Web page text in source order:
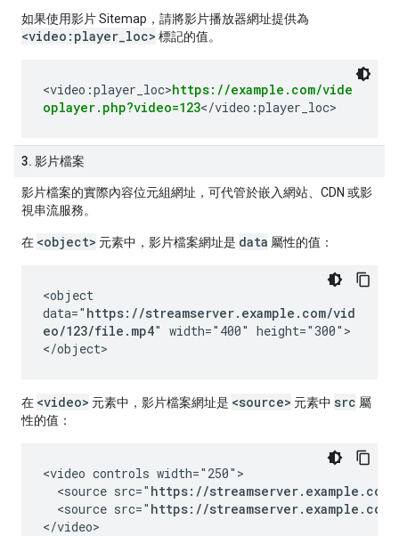
如果使用影片 Sitemap，請將影片播放器網址提供為
<video:player_loc> 標記的值。
<video:player_loc>https://example.com/vide
oplayer.php?video=123</video:player_loc>
3. 影片檔案
影片檔案的實際內容位元組網址，可代管於嵌入網站、CDN 或影
視串流服務。
在 <object> 元素中，影片檔案網址是 data 屬性的值：
<object
data=" https://streamserver.example.com/vid
eo/123/file.mp4" width="400" height="300">
</object>
在 <video> 元素中，影片檔案網址是 <source> 元素中 src 屬
性的值：
<video controls width="250">
  <source src="
https://
  <source src="
https://
</video>